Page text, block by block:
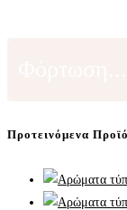
Προτεινόμενα